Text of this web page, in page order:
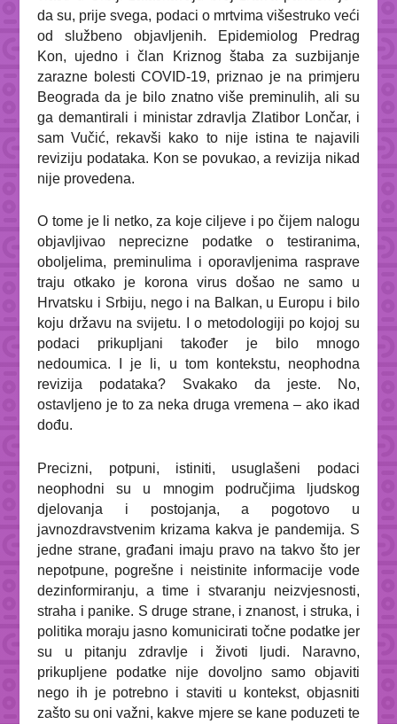
da su, prije svega, podaci o mrtvima višestruko veći
od službeno objavljenih. Epidemiolog Predrag
Kon, ujedno i član Kriznog štaba za suzbijanje
zarazne bolesti COVID-19, priznao je na primjeru
Beograda da je bilo znatno više preminulih, ali su
ga demantirali i ministar zdravlja Zlatibor Lončar, i
sam Vučić, rekavši kako to nije istina te najavili
reviziju podataka. Kon se povukao, a revizija nikad
nije provedena.
O tome je li netko, za koje ciljeve i po čijem nalogu
objavljivao neprecizne podatke o testiranima,
oboljelima, preminulima i oporavljenima rasprave
traju otkako je korona virus došao ne samo u
Hrvatsku i Srbiju, nego i na Balkan, u Europu i bilo
koju državu na svijetu. I o metodologiji po kojoj su
podaci prikupljani također je bilo mnogo
nedoumica. I je li, u tom kontekstu, neophodna
revizija podataka? Svakako da jeste. No,
ostavljeno je to za neka druga vremena – ako ikad
dođu.
Precizni, potpuni, istiniti, usuglašeni podaci
neophodni su u mnogim područjima ljudskog
djelovanja i postojanja, a pogotovo u
javnozdravstvenim krizama kakva je pandemija. S
jedne strane, građani imaju pravo na takvo što jer
nepotpune, pogrešne i neistinite informacije vode
dezinformiranju, a time i stvaranju neizvjesnosti,
straha i panike. S druge strane, i znanost, i struka, i
politika moraju jasno komunicirati točne podatke jer
su u pitanju zdravlje i životi ljudi. Naravno,
prikupljene podatke nije dovoljno samo objaviti
nego ih je potrebno i staviti u kontekst, objasniti
zašto su oni važni, kakve mjere se kane poduzeti te